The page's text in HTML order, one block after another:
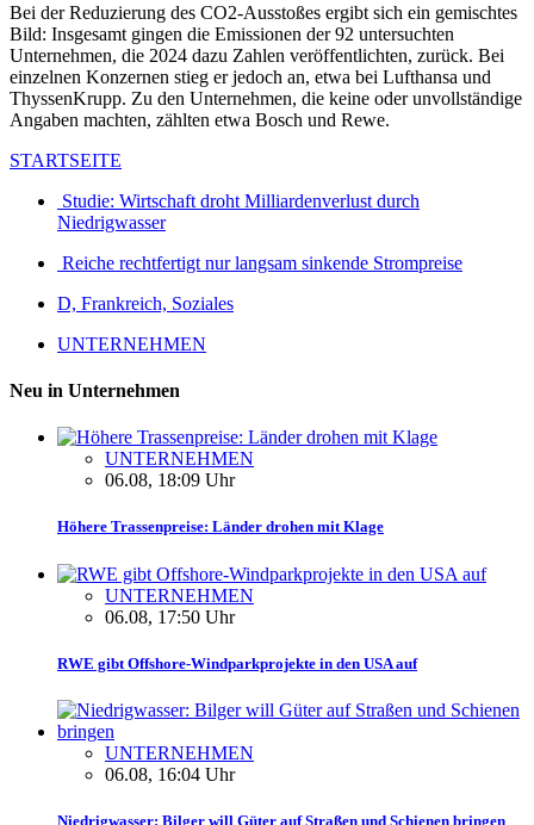
Bei der Reduzierung des CO2-Ausstoßes ergibt sich ein gemischtes
Bild: Insgesamt gingen die Emissionen der 92 untersuchten
Unternehmen, die 2024 dazu Zahlen veröffentlichten, zurück. Bei
einzelnen Konzernen stieg er jedoch an, etwa bei Lufthansa und
ThyssenKrupp. Zu den Unternehmen, die keine oder unvollständige
Angaben machten, zählten etwa Bosch und Rewe.
STARTSEITE
Studie: Wirtschaft droht Milliardenverlust durch
Niedrigwasser
Reiche rechtfertigt nur langsam sinkende Strompreise
D, Frankreich, Soziales
UNTERNEHMEN
Neu in Unternehmen
UNTERNEHMEN
06.08, 18:09 Uhr
Höhere Trassenpreise: Länder drohen mit Klage
UNTERNEHMEN
06.08, 17:50 Uhr
RWE gibt Offshore-Windparkprojekte in den USA auf
UNTERNEHMEN
06.08, 16:04 Uhr
Niedrigwasser: Bilger will Güter auf Straßen und Schienen bringen